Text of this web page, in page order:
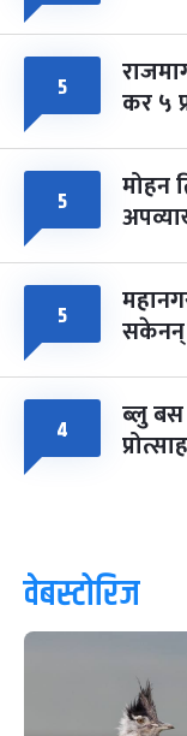
५ कर ५
५ मोहन
५ सकेनन्
४ ब्लु
वेबस्टोरिज